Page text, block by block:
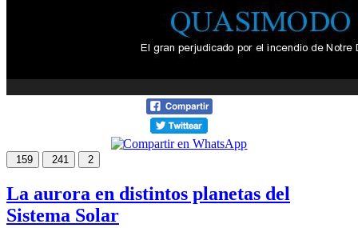
159 241 2
La aurora en distintos planetas del
Sistema Solar